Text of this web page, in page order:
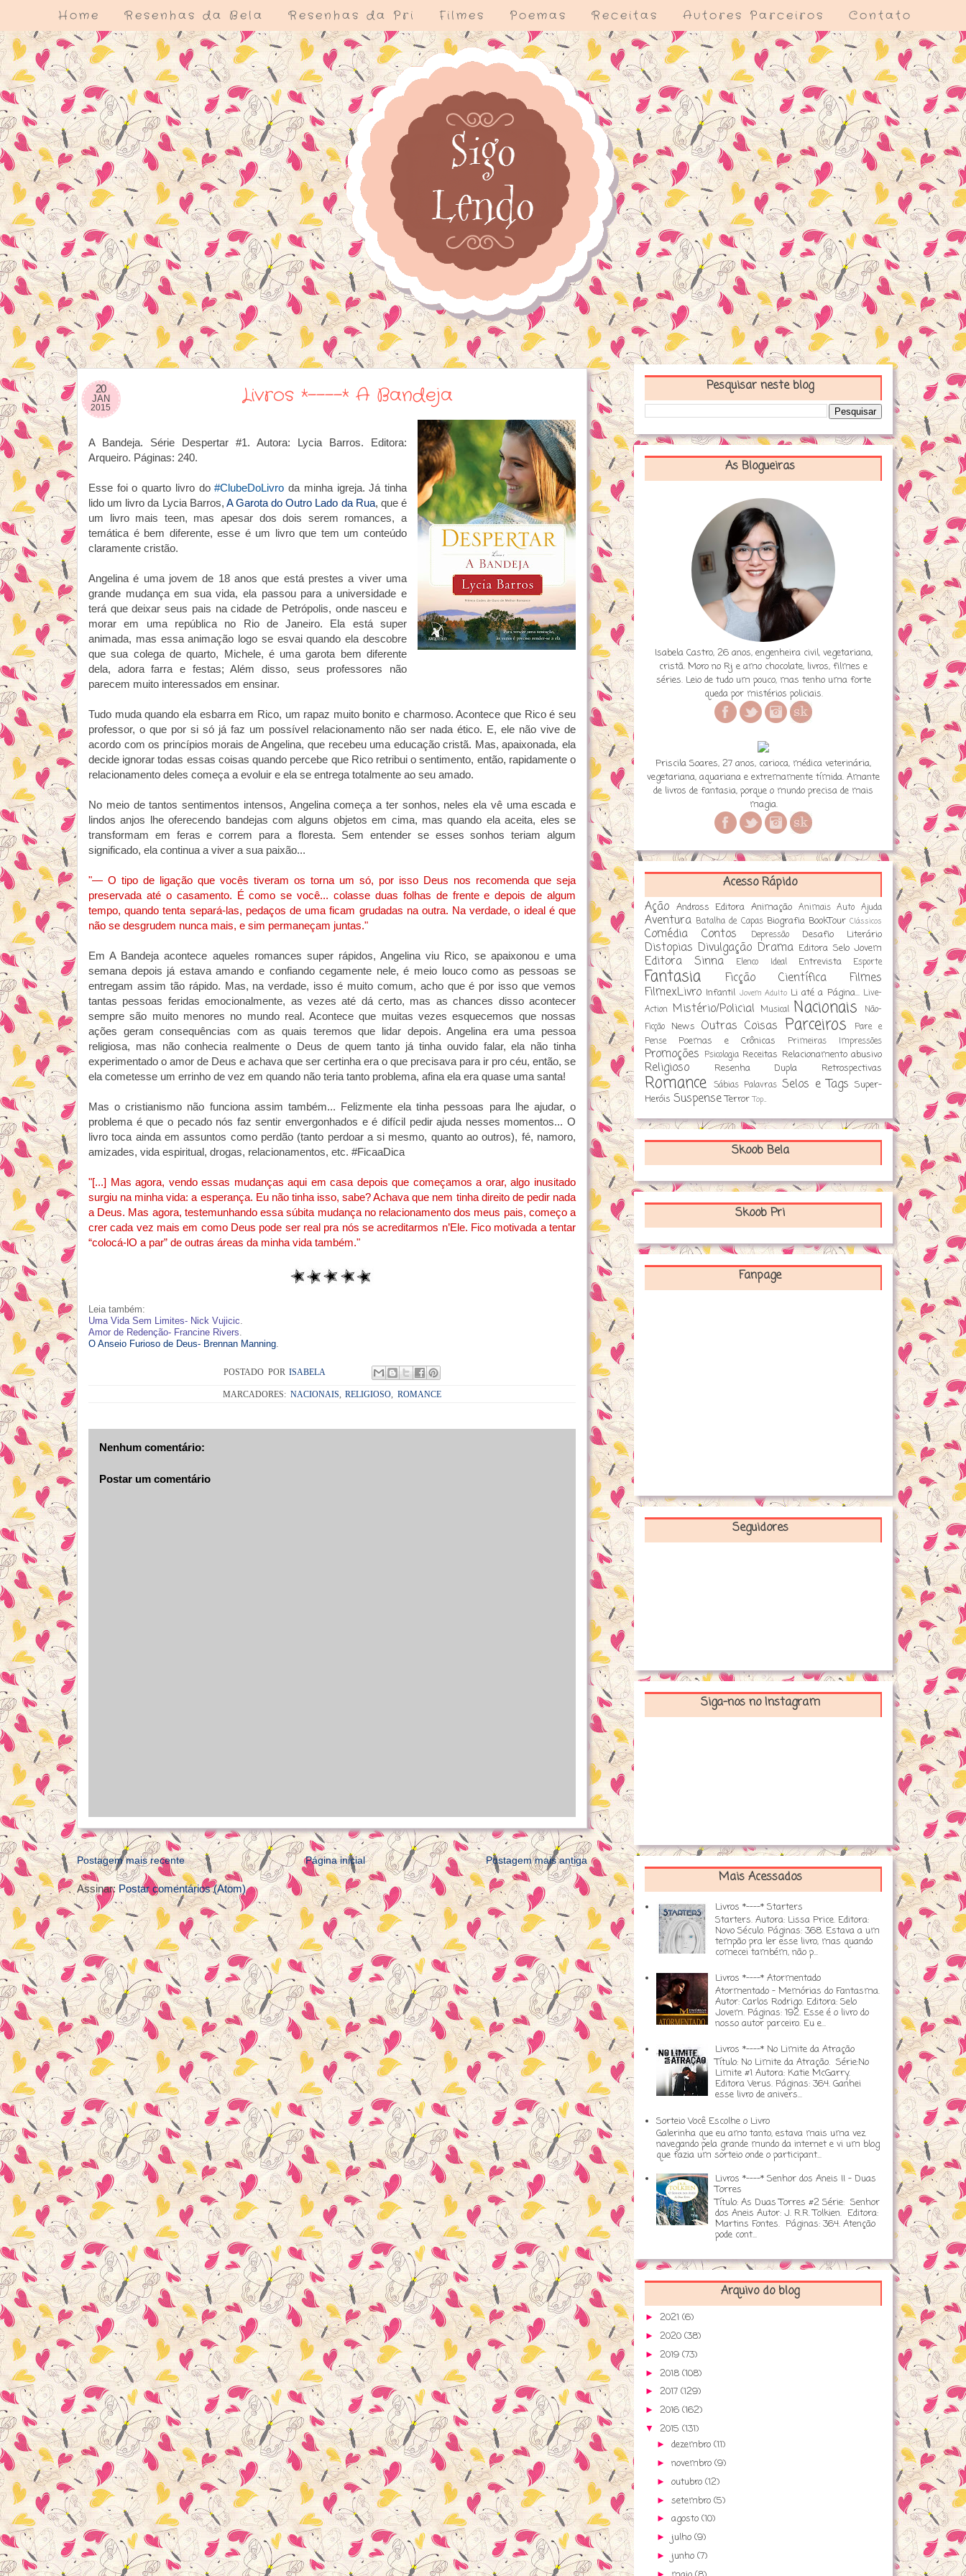
Home Resenhas da Bela Resenhas da Pri Filmes Poemas Receitas Autores Parceiros Contato
20
JAN
2015 Livros *----* A Bandeja
A Bandeja. Série Despertar #1. Autora: Lycia Barros. Editora:
Arqueiro. Páginas: 240.
Esse foi o quarto livro do#ClubeDoLivro da minha igreja. Já tinha
lido um livro da Lycia Barros, A Garota do Outro Lado da Rua, que é
um livro mais teen, mas apesar dos dois serem romances, a
temática é bem diferente, esse é um livro que tem um conteúdo
claramente cristão.
Angelina é uma jovem de 18 anos que está prestes a viver uma
grande mudança em sua vida, ela passou para a universidade e
terá que deixar seus pais na cidade de Petrópolis, onde nasceu e
morar em uma república no Rio de Janeiro. Ela está super
animada, mas essa animação logo se esvai quando ela descobre
que sua colega de quarto, Michele, é uma garota bem diferente
dela, adora farra e festas; Além disso, seus professores não
parecem muito interessados em ensinar.
Tudo muda quando ela esbarra em Rico, um rapaz muito bonito e charmoso. Acontece que Rico é seu
professor, o que por si só já faz um possível relacionamento não ser nada ético. E, ele não vive de
acordo com os princípios morais de Angelina, que recebeu uma educação cristã. Mas, apaixonada, ela
decide ignorar todas essas coisas quando percebe que Rico retribui o sentimento, então, rapidamente o
relacionamento deles começa a evoluir e ela se entrega totalmente ao seu amado.
No meio de tantos sentimentos intensos, Angelina começa a ter sonhos, neles ela vê uma escada e
lindos anjos lhe oferecendo bandejas com alguns objetos em cima, mas quando ela aceita, eles se
transformam em feras e correm para a floresta. Sem entender se esses sonhos teriam algum
significado, ela continua a viver a sua paixão...
"— O tipo de ligação que vocês tiveram os torna um só, por isso Deus nos recomenda que seja
preservada até o casamento. É como se você... colasse duas folhas de frente e depois de algum
tempo, quando tenta separá-las, pedaços de uma ficam grudadas na outra. Na verdade, o ideal é que
não se desgrudem nunca mais, e sim permaneçam juntas."
Em A Bandeja acontece aqueles romances super rápidos, Angelina viu Rico, se apaixonou e uma
semana depois já estava amando e confiando cegamente nele, é meio louco como as pessoas se
entregam assim tão rápido. Mas, na verdade, isso é muito comum, acho que é por isso que vemos
tantas pessoas feridas emocionalmente, as vezes até dá certo, mas as chances disso acontecer
sempre são muito menores no mundo real. Acontece que muitas vezes esquecemos que nossas
ações geram consequências com as quais teremos que lidar depois. Angelina era uma pessoa
religiosa, mas não conhecia realmente o Deus de quem tanto já tinha ouvido falar, ela não tinha
experimentado o amor de Deus e achava que ser certinha era o que precisava para ir pro céu, então, se
ela cometesse um errinho de vez em quando não teria tanto problema, afina ela era quase uma santa!
Mas o cristianismo não funciona assim também... Felizmente ela tinha pessoas para lhe ajudar, o
problema é que o pecado nós faz sentir envergonhados e é difícil pedir ajuda nesses momentos... O
livro toca ainda em assuntos como perdão (tanto perdoar a si mesmo, quanto ao outros), fé, namoro,
amizades, vida espiritual, drogas, relacionamentos, etc. #FicaaDica
"[...] Mas agora, vendo essas mudanças aqui em casa depois que começamos a orar, algo inusitado
surgiu na minha vida: a esperança. Eu não tinha isso, sabe? Achava que nem tinha direito de pedir nada
a Deus. Mas agora, testemunhando essa súbita mudança no relacionamento dos meus pais, começo a
crer cada vez mais em como Deus pode ser real pra nós se acreditarmos n’Ele. Fico motivada a tentar
“colocá-lO a par” de outras áreas da minha vida também."
Leia também:
Uma Vida Sem Limites- Nick Vujicic.
Amor de Redenção- Francine Rivers.
O Anseio Furioso de Deus- Brennan Manning.
POSTADO PORISABELA
MARCADORES: NACIONAIS,RELIGIOSO, ROMANCE
Nenhum comentário:
Postar um comentário
Postagem mais recente Postagem mais antiga
Página inicial
Assinar: Postar comentários (Atom)
Pesquisar neste blog
As Blogueiras
Isabela Castro, 26 anos, engenheira civil, vegetariana,
cristã. Moro no Rj e amo chocolate, livros, filmes e
séries. Leio de tudo um pouco, mas tenho uma forte
queda por mistérios policiais.
Priscila Soares, 27 anos, carioca, médica veterinária,
vegetariana, aquariana e extremamente tímida. Amante
de livros de fantasia, porque o mundo precisa de mais
magia.
Acesso Rápido
Ação Andross Editora Animação Animais Auto Ajuda
Aventura Batalha de Capas Biografia BookTour Clássicos
Comédia Contos Depressão Desafio Literário
Distopias Divulgação Drama Editora Selo Jovem
Editora Sinna Elenco Ideal Entrevista Esporte
Fantasia Ficção Científica
Filmes
FilmexLivro Infantil Jovem Adulto Li até a Página... Live-
Action Mistério/Policial Musical Nacionais
Não-
Ficção News Outras Coisas Parceiros
Pare e
Pense
Poemas e Crônicas Primeiras Impressões
Promoções Psicologia Receitas Relacionamento abusivo
Religioso Resenha Dupla Retrospectivas
Romance Sábias Palavras Selos e Tags Super-
Heróis Suspense Terror Top...
Skoob Bela
Skoob Pri
Fanpage
Seguidores
Siga-nos no Instagram
Mais Acessados
Livros *----* Starters
Starters. Autora: Lissa Price. Editora:
Novo Século. Páginas: 368. Estava a um
tempão pra ler esse livro, mas quando
comecei também, não p...
Livros *----* Atormentado
Atormentado - Memórias do Fantasma.
Autor: Carlos Rodrigo. Editora: Selo
Jovem. Páginas: 192. Esse é o livro do
nosso autor parceiro. Eu e...
Livros *----* No Limite da Atração
Título: No Limite da Atração. Série:No
Limite #1 Autora: Katie McGarry.
Editora Verus. Páginas: 364. Ganhei
esse livro de anivers...
Sorteio Você Escolhe o Livro
Galerinha que eu amo tanto, estava mais uma vez
navegando pela grande mundo da internet e vi um blog
que fazia um sorteio onde o participant...
Livros *----* Senhor dos Aneis II - Duas
Torres
Título: As Duas Torres #2 Série: Senhor
dos Aneis Autor: J. R.R. Tolkien. Editora:
Martins Fontes. Páginas: 364. Atenção
pode cont...
Arquivo do blog
► 2021 (6)
► 2020 (38)
► 2019 (73)
► 2018 (108)
► 2017 (129)
► 2016 (162)
▼ 2015 (131)
► dezembro (11)
► novembro (9)
► outubro (12)
► setembro (5)
► agosto (10)
► julho (9)
► junho (7)